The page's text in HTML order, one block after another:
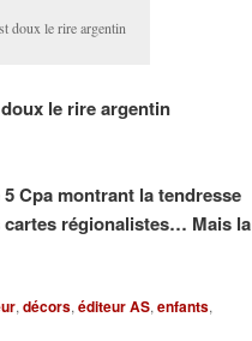
doux le rire argentin
le rire argentin
Cpa montrant la tendresse
cartes régionalistes… Mais la
,décors,éditeur AS,enfants,